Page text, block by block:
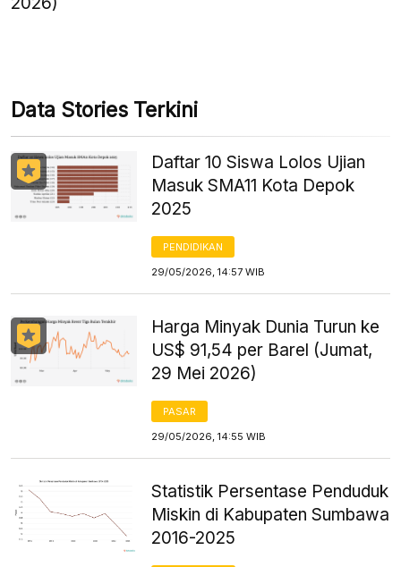
Data Stories Terkini
Daftar 10 Siswa Lolos Ujian
Masuk SMA11 Kota Depok
2025
PENDIDIKAN
29/05/2026, 14:57 WIB
Harga Minyak Dunia Turun ke
US$ 91,54 per Barel (Jumat,
29 Mei 2026)
PASAR
29/05/2026, 14:55 WIB
Statistik Persentase Penduduk
Miskin di Kabupaten Sumbawa
2016-2025